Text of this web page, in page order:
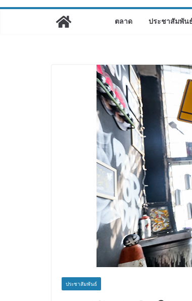
จาการ์ตา-
จากอินโดนี
เวชศาสต
ตอนบน
ตลาด ประชาสัมพัน
ประชาสัมพันธ์